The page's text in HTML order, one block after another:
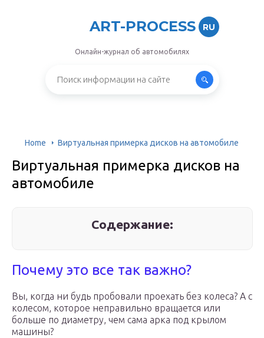
ART-PROCESS RU
Онлайн-журнал об автомобилях
Home Виртуальная примерка дисков на автомобиле
Виртуальная примерка дисков на
автомобиле
Содержание:
Почему это все так важно?
Вы, когда ни будь пробовали проехать без колеса? А с
колесом, которое неправильно вращается или
больше по диаметру, чем сама арка под крылом
машины?